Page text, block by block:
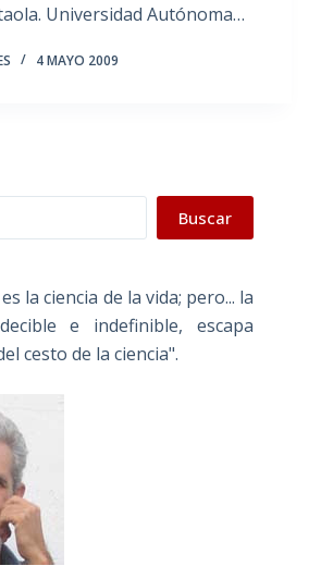
Universidad Autónoma…
4 MAYO 2009
Buscar
la ciencia de la vida; pero... la
e indefinible, escapa
cesto de la ciencia".